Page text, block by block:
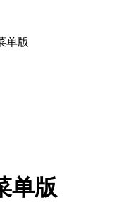
单版
单版